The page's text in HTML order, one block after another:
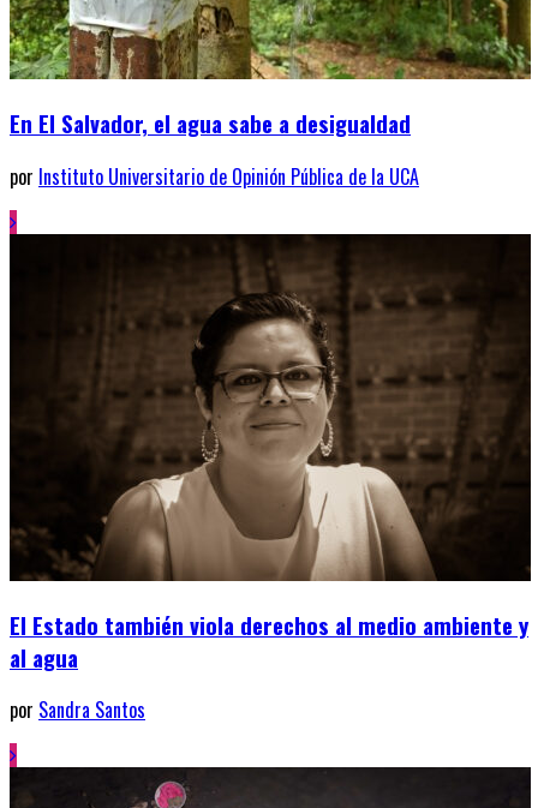
En El Salvador, el agua sabe a desigualdad
por Instituto Universitario de Opinión Pública de la UCA
El Estado también viola derechos al medio ambiente y
al agua
por Sandra Santos